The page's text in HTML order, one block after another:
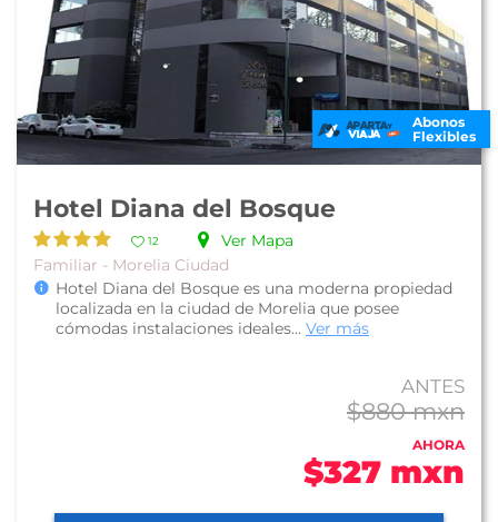
Abonos
Flexibles
Hotel Diana del Bosque
12
Ver Mapa
Familiar - Morelia Ciudad
Hotel Diana del Bosque es una moderna propiedad
localizada en la ciudad de Morelia que posee
cómodas instalaciones ideales... Ver más
ANTES
$880 mxn
AHORA
$327 mxn